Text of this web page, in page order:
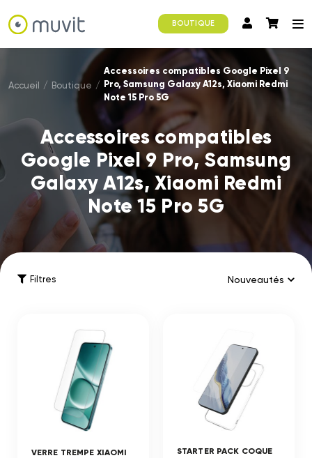
BOUTIQUE
Accueil / Boutique /
Accessoires compatibles Google Pixel 9
Pro, Samsung Galaxy A12s, Xiaomi Redmi
Note 15 Pro 5G
Accessoires compatibles
Google Pixel 9 Pro, Samsung
Galaxy A12s, Xiaomi Redmi
Note 15 Pro 5G
Filtres
VERRE TREMPE XIAOMI
STARTER PACK COQUE